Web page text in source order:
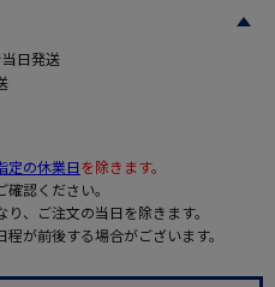
日発送
定の休業日を除きます。
確認ください。
、ご注文の当日を除きます。
が前後する場合がございます。